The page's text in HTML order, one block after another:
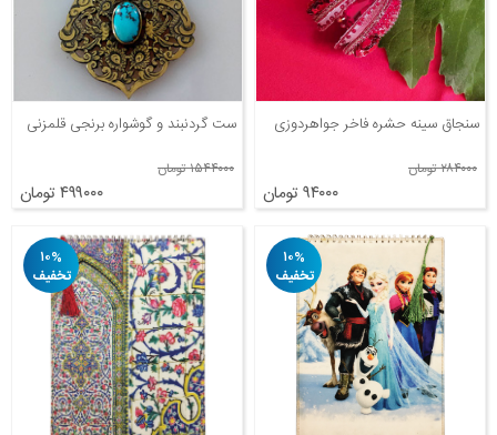
سنجاق سینه حشره فاخر جواهردوزی
۲۸۴۰۰۰ تومان
۹۴۰۰۰ تومان
ست گردنبند و گوشواره برنجی قلمزنی
۱۵۴۴۰۰۰ تومان
۴۹۹۰۰۰ تومان
۱۰%
تخفیف
۱۰%
تخفیف